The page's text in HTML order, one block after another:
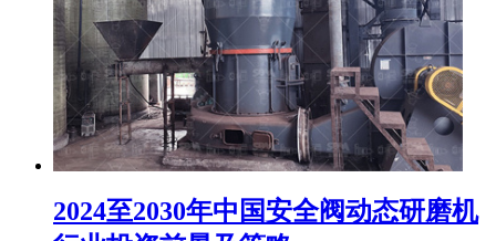
2024至2030年中国安全阀动态研磨机